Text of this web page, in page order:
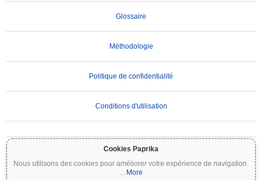
Cookies Paprika
Nous utilisons des cookies pour améliorer votre expérience de navigation.
... More
Glossaire
Méthodologie
Politique de confidentialité
Conditions d'utilisation
AVIS IMPORTANT :
Les cryptomonnaies sont très volatiles et comportent des risques
importants. Vous pouvez perdre une partie ou la totalité de votre investissement. Toutes
les informations sur Coinpaprika sont fournies à titre informatif uniquement et ne
constituent pas des conseils financiers ou d'investissement. Effectuez toujours vos